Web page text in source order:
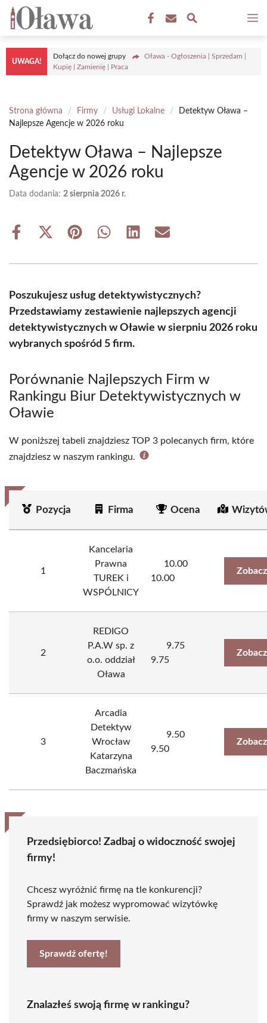
Przejdź
treści
UWAGA!
Dołącz do nowej grupy
Oława - Ogłoszenia | Sprzedam |
Kupię | Zamienię | Praca
Strona główna / Firmy / Usługi Lokalne /
Detektyw Oława –
Najlepsze Agencje w 2026 roku
Detektyw Oława – Najlepsze
Agencje w 2026 roku
Data dodania: 2 sierpnia 2026 r.
Share
Share
(Twitter)
Share Share Share Share
Poszukujesz usług detektywistycznych?
Przedstawiamy zestawienie najlepszych agencji
detektywistycznych w Oławie w sierpniu 2026 roku
wybranych spośród 5 firm.
Porównanie Najlepszych Firm w
Rankingu Biur Detektywistycznych w
Oławie
W poniższej tabeli znajdziesz TOP 3 polecanych firm, które
znajdziesz w naszym rankingu.
Pozycja Firma Ocena
1
Kancelaria
Prawna
TUREK i
WSPÓLNICY
10.00
10.00
2
REDIGO
P.A.W sp. z
o.o. oddział
Oława
9.75
9.75
3
Arcadia
Detektyw
Wrocław
Katarzyna
Baczmańska
9.50
9.50
Przedsiębiorco! Zadbaj o widoczność swojej
firmy!
Chcesz wyróżnić firmę na tle konkurencji?
Sprawdź jak możesz wypromować wizytówkę
firmy w naszym serwisie.
Sprawdź ofertę!
Znalazłeś swoją firmę w rankingu?